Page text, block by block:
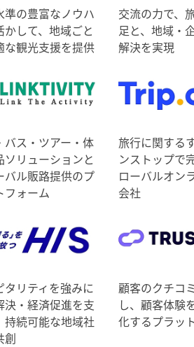
準の豊富なノウハ
かして、地域ごと
な観光支援を提供
交流の力で、
足と、地域・
解決を実現
バス・ツアー・体
ソリューションと
バル販路提供のプ
フォーム
旅行に関する
ンストップで
ローバルオン
会社
タリティを強みに
決・経済促進を支
持続可能な地域社
創
顧客のクチコ
し、顧客体験
化するプラッ